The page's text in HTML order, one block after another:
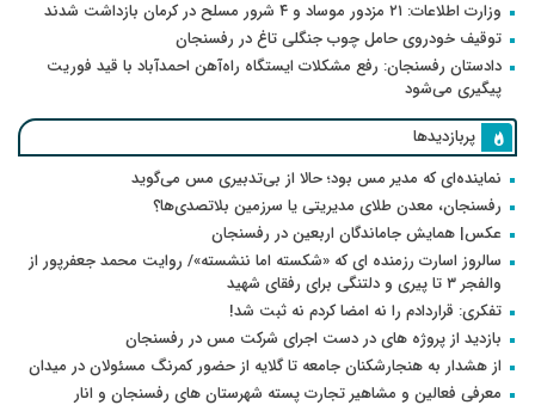
وزارت اطلاعات: ۲۱ مزدور موساد و ۴ شرور مسلح در کرمان بازداشت شدند
توقیف خودروی حامل چوب جنگلی تاغ در رفسنجان
دادستان رفسنجان: رفع مشکلات ایستگاه راه‌آهن احمدآباد با قید فوریت
پیگیری می‌شود
پربازدیدها
نماینده‌ای که مدیر مس بود؛ حالا از بی‌تدبیری مس می‌گوید
رفسنجان، معدن طلای مدیریتی یا سرزمین بلاتصدی‌ها؟
عکس| همایش جاماندگان اربعین در رفسنجان
سالروز اسارت رزمنده ای که «شکسته اما ننشسته»/ روایت محمد جعفرپور از
والفجر ۳ تا پیری و دلتنگی برای رفقای شهید
تفکری: قراردادم را نه امضا کردم نه ثبت شد!
بازدید از پروژه های در دست اجرای شرکت مس در رفسنجان
از هشدار به هنجارشکنان جامعه تا گلایه از حضور کمرنگ مسئولان در میدان
معرفی فعالین و مشاهیر تجارت پسته شهرستان های رفسنجان و انار